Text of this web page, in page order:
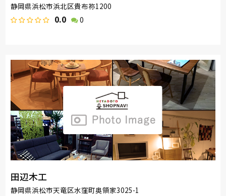
静岡県浜松市浜北区貴布祢1200
0.0 0
田辺木工
静岡県浜松市天竜区水窪町奥領家3025-1